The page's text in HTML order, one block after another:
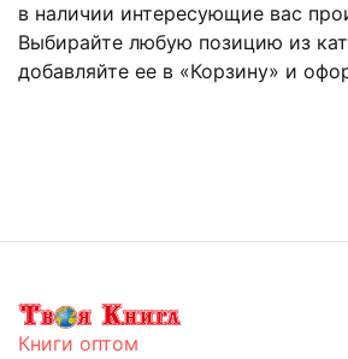
в наличии интересующие вас
Выбирайте любую позицию из
добавляйте ее в «Корзину» и
Книги оптом